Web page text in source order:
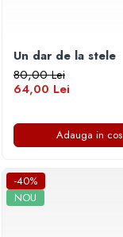
Un dar de la stele
80,00 Lei
64,00 Lei
Adauga in cos
-40%
NOU